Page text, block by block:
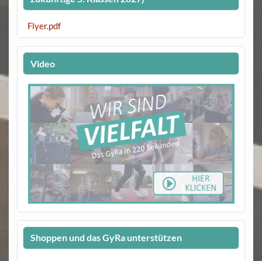
Flyer.pdf
Video
Shoppen und das GyRa unterstützen